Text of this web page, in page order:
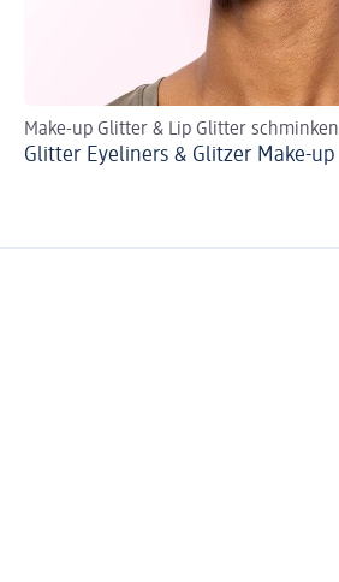
Make-up Glitter & Lip Glitter schminken
Glitter Eyeliners & Glitzer Make-up